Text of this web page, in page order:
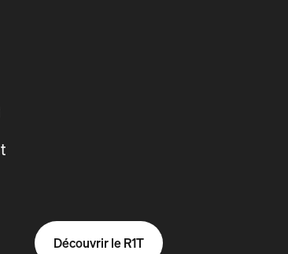
Découvrir le R1T